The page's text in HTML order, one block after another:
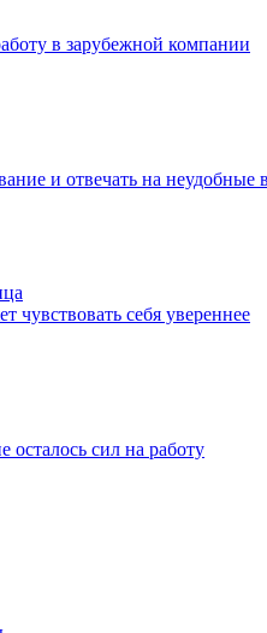
в зарубежной компании
и отвечать на неудобные
чувствовать себя увереннее
осталось сил на работу